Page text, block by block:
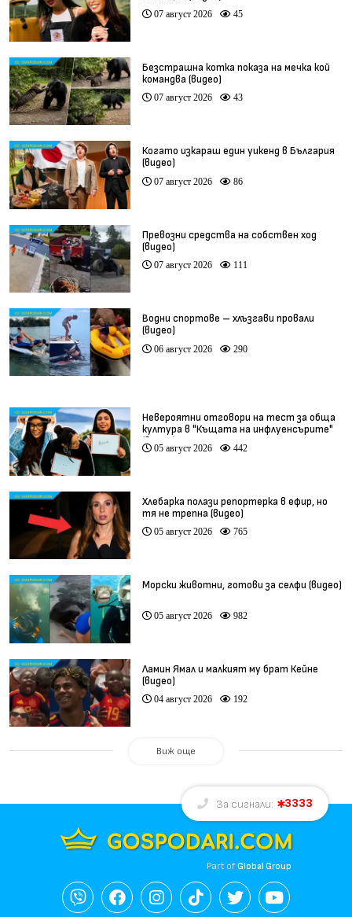
07 август 2026 45
Безстрашна котка показа на мечка кой
командва (видео)
07 август 2026 43
Когато изкараш един уикенд в България
(видео)
07 август 2026 86
Превозни средства на собствен ход
(видео)
07 август 2026 111
Водни спортове – хлъзгави провали
(видео)
06 август 2026 290
Невероятни отговори на тест за обща
култура в "Къщата на инфлуенсърите"
(видео)
05 август 2026 442
Хлебарка полази репортерка в ефир, но
тя не трепна (видео)
05 август 2026 765
Морски животни, готови за селфи (видео)
05 август 2026 982
Ламин Ямал и малкият му брат Кейне
(видео)
04 август 2026 192
Виж още
За сигнали: 3333
Part ofGlobal Group